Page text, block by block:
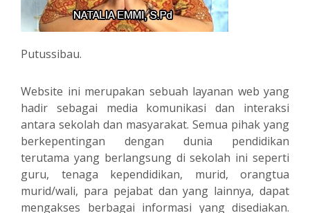
Putussibau.
Website ini merupakan sebuah layanan web yang
hadir sebagai media komunikasi dan interaksi
antara sekolah dan masyarakat. Semua pihak yang
berkepentingan dengan dunia pendidikan
terutama yang berlangsung di sekolah ini seperti
guru, tenaga kependidikan, murid, orangtua
murid/wali, para pejabat dan yang lainnya, dapat
mengakses berbagai informasi yang disediakan.